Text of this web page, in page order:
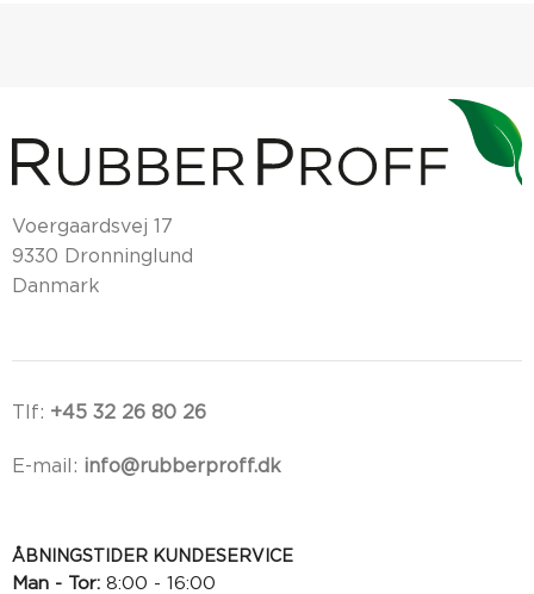
Voergaardsvej 17
9330 Dronninglund
Danmark
Tlf: +45 32 26 80 26
E-mail: info@rubberproff.dk
ÅBNINGSTIDER KUNDESERVICE
Man - Tor: 8:00 - 16:00